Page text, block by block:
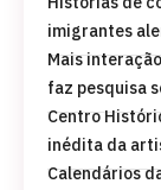
imigrantes
Mais
faz pesquisa
Centro
inédita da
Calendários